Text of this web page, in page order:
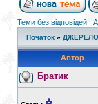
Теми без відповідей |
Початок »
Автор
Братик